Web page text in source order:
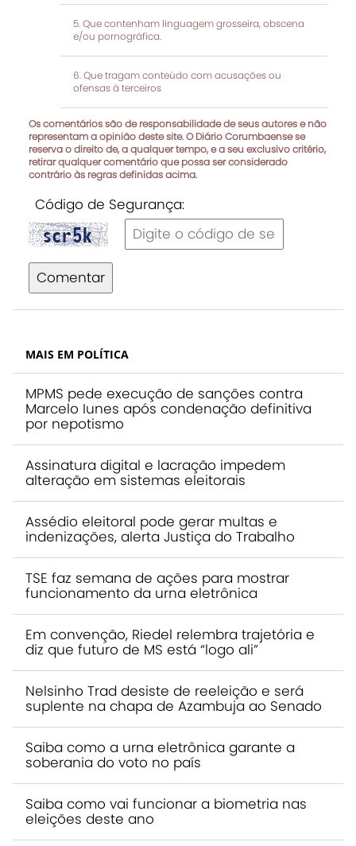
Que contenham linguagem grosseira, obscena
e/ou pornográfica.
Que tragam conteúdo com acusações ou
ofensas à terceiros
Os comentários são de responsabilidade de seus autores e não
representam a opinião deste site. O Diário Corumbaense se
reserva o direito de, a qualquer tempo, e a seu exclusivo critério,
retirar qualquer comentário que possa ser considerado
contrário às regras definidas acima.
Código de Segurança:
Comentar
MAIS EM POLÍTICA
MPMS pede execução de sanções contra
Marcelo Iunes após condenação definitiva
por nepotismo
Assinatura digital e lacração impedem
alteração em sistemas eleitorais
Assédio eleitoral pode gerar multas e
indenizações, alerta Justiça do Trabalho
TSE faz semana de ações para mostrar
funcionamento da urna eletrônica
Em convenção, Riedel relembra trajetória e
diz que futuro de MS está “logo ali”
Nelsinho Trad desiste de reeleição e será
suplente na chapa de Azambuja ao Senado
Saiba como a urna eletrônica garante a
soberania do voto no país
Saiba como vai funcionar a biometria nas
eleições deste ano